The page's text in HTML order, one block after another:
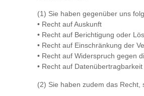
(1) Sie haben gegenüber uns
• Recht auf Auskunft
• Recht auf Berichtigung oder
• Recht auf Einschränkung der
• Recht auf Widerspruch gegen
• Recht auf Datenübertragbarkeit
(2) Sie haben zudem das